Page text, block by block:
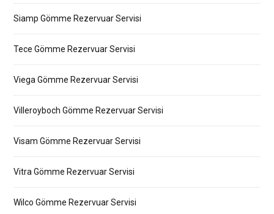
Siamp Gömme Rezervuar Servisi
Tece Gömme Rezervuar Servisi
Viega Gömme Rezervuar Servisi
Villeroyboch Gömme Rezervuar Servisi
Visam Gömme Rezervuar Servisi
Vitra Gömme Rezervuar Servisi
Wilco Gömme Rezervuar Servisi